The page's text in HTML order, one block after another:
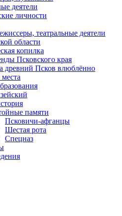
деятели
личности
театральные деятели
области
копилка
Псковского края
древний Псков влюблённо
памяти
Псковичи-афганцы
Шестая рота
Спецназ